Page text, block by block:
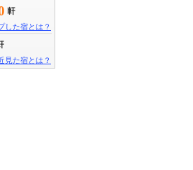
した宿とは？
見た宿とは？